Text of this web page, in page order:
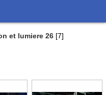
et lumiere 26 [7]